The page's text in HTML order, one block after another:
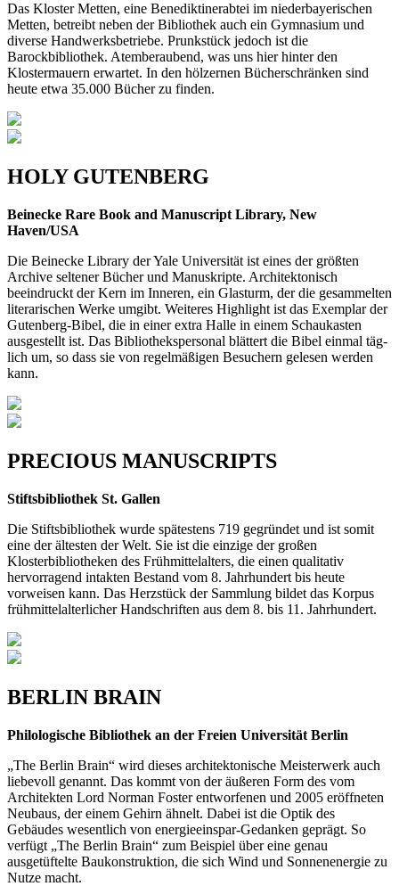
Das Kloster Metten, eine Benediktinerabtei im nie­derbayerischen
Metten, betreibt neben der Bibliothek auch ein Gymnasium und
diverse Handwerksbetriebe. Prunkstück jedoch ist die
Barockbibliothek. Atembe­raubend, was uns hier hinter den
Klostermauern er­wartet. In den hölzernen Bücherschränken sind
heute etwa 35.000 Bücher zu finden.
HOLY GUTENBERG
Beinecke Rare Book and Manuscript Library, New
Haven/USA
Die Beinecke Library der Yale Universität ist eines der größten
Archive seltener Bücher und Manuskripte. Ar­chitektonisch
beeindruckt der Kern im Inneren, ein Glas­turm, der die gesammelten
literarischen Werke umgibt. Weiteres Highlight ist das Exemplar der
Gutenberg­-Bibel, die in einer extra Halle in einem Schaukasten
ausgestellt ist. Das Bibliothekspersonal blättert die Bibel einmal täg­
lich um, so dass sie von regelmäßigen Besuchern gelesen werden
kann.
PRECIOUS MANUSCRIPTS
Stiftsbibliothek St. Gallen
Die Stiftsbibliothek wurde spätestens 719 gegründet und ist somit
eine der ältesten der Welt. Sie ist die einzige der großen
Klosterbibliotheken des Frühmittelalters, die einen qualitativ
hervorragend intakten Bestand vom 8. Jahrhun­dert bis heute
vorweisen kann. Das Herzstück der Sammlung bildet das Korpus
frühmittelalterlicher Handschriften aus dem 8. bis 11. Jahrhundert.
BERLIN BRAIN
Philologische Bibliothek an der Freien Universität Berlin
„The Berlin Brain“ wird dieses architektonische Meisterwerk auch
liebevoll genannt. Das kommt von der äußeren Form des vom
Architekten Lord Norman Foster entworfenen und 2005 eröffneten
Neubaus, der einem Gehirn ähnelt. Dabei ist die Optik des
Gebäudes wesentlich von energieeinspar­-Gedanken geprägt. So
verfügt „The Berlin Brain“ zum Bei­spiel über eine genau
ausgetüftelte Baukonstruktion, die sich Wind­ und Sonnenenergie zu
Nutze macht.